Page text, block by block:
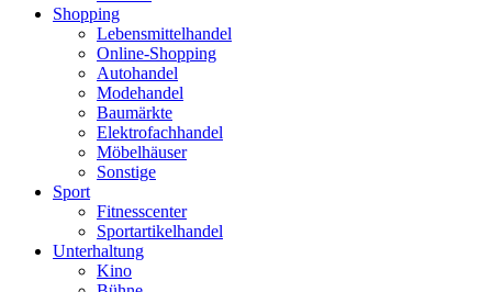
Shopping
Lebensmittelhandel
Online-Shopping
Autohandel
Modehandel
Baumärkte
Elektrofachhandel
Möbelhäuser
Sonstige
Sport
Fitnesscenter
Sportartikelhandel
Unterhaltung
Kino